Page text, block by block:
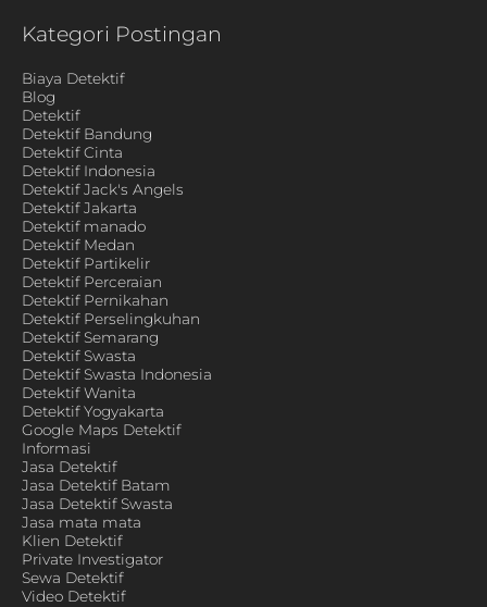
Kategori Postingan
Biaya Detektif
Blog
Detektif
Detektif Bandung
Detektif Cinta
Detektif Indonesia
Detektif Jack's Angels
Detektif Jakarta
Detektif manado
Detektif Medan
Detektif Partikelir
Detektif Perceraian
Detektif Pernikahan
Detektif Perselingkuhan
Detektif Semarang
Detektif Swasta
Detektif Swasta Indonesia
Detektif Wanita
Detektif Yogyakarta
Google Maps Detektif
Informasi
Jasa Detektif
Jasa Detektif Batam
Jasa Detektif Swasta
Jasa mata mata
Klien Detektif
Private Investigator
Sewa Detektif
Video Detektif